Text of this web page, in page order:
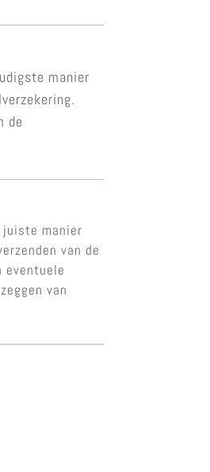
manier
de
juiste manier
van de
eventuele
van